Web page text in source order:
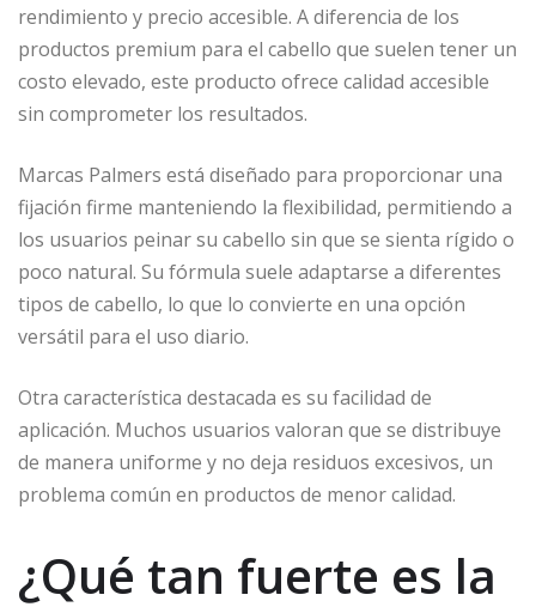
rendimiento y precio accesible. A diferencia de los
productos premium para el cabello que suelen tener un
costo elevado, este producto ofrece calidad accesible
sin comprometer los resultados.
Marcas Palmers está diseñado para proporcionar una
fijación firme manteniendo la flexibilidad, permitiendo a
los usuarios peinar su cabello sin que se sienta rígido o
poco natural. Su fórmula suele adaptarse a diferentes
tipos de cabello, lo que lo convierte en una opción
versátil para el uso diario.
Otra característica destacada es su facilidad de
aplicación. Muchos usuarios valoran que se distribuye
de manera uniforme y no deja residuos excesivos, un
problema común en productos de menor calidad.
¿Qué tan fuerte es la